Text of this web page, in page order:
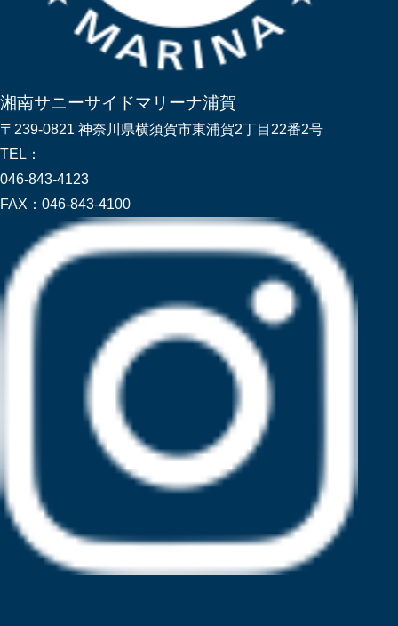
湘南サニーサイドマリーナ浦賀
〒239-0821 神奈川県横須賀市東浦賀2丁目22番2号
TEL：
046-843-4123
FAX： 046-843-4100